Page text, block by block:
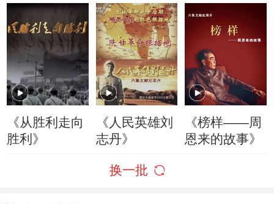
《从胜利走向
胜利》
《人民英雄刘
志丹》
《榜样——周
恩来的故事》
换一批